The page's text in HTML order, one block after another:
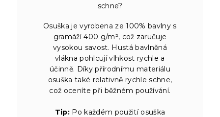
schne?
Osuška je vyrobena ze 100% bavlny s
gramáží 400 g/m², což zaručuje
vysokou savost. Hustá bavlněná
vlákna pohlcují vlhkost rychle a
účinně. Díky přírodnímu materiálu
osuška také relativně rychle schne,
což oceníte při běžném používání.
Tip: Po každém použití osuška